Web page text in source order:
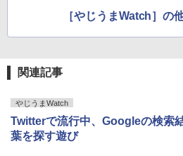
［やじうまWatch］の
関連記事
やじうまWatch
Twitterで流行中、Googleの検索
葉を探す遊び